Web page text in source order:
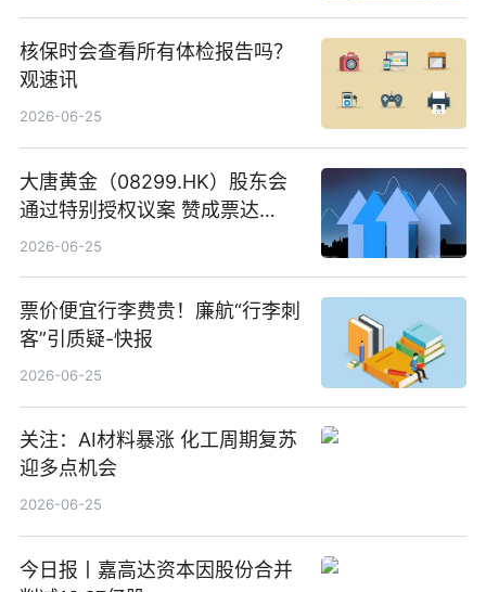
核保时会查看所有体检报告吗？
观速讯
2026-06-25
大唐黄金（08299.HK）股东会
通过特别授权议案 赞成票达
100%_新动态
2026-06-25
票价便宜行李费贵！廉航“行李刺
客”引质疑-快报
2026-06-25
关注：AI材料暴涨 化工周期复苏
迎多点机会
2026-06-25
今日报丨嘉高达资本因股份合并